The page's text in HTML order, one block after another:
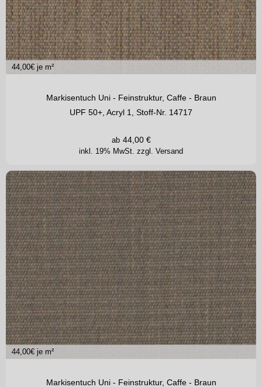
44,00€ je m²
Markisentuch Uni - Feinstruktur, Caffe - Braun
UPF 50+, Acryl 1, Stoff-Nr. 14717
inkl. 19% MwSt. zzgl. Versand
ab 44,00€
44,00€ je m²
Markisentuch Uni - Feinstruktur, Caffe - Braun